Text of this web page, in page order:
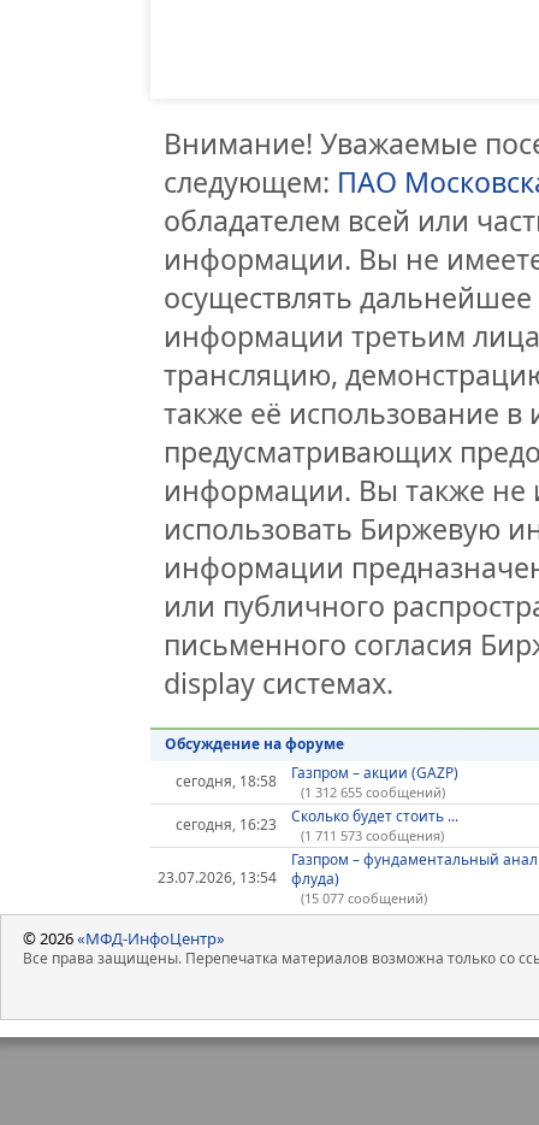
Внимание! Уважаемые
следующем: ПАО
обладателем всей или
информации. Вы не
осуществлять
информации третьим
трансляцию,
также её использование
предусматривающих
информации. Вы также не
использовать Биржевую
информации
или публичного
письменного согласия
display системах.
Обсуждение на форуме
сегодня, 18:58
Газпром – акции (GAZP)
(1 312 655 сообщений)
сегодня, 16:23 Сколько будет стоить ...
(1 711 573 сообщения)
23.07.2026, 13:54
Газпром – фундаментальный
флуда)
(15 077 сообщений)
© 2026«МФД-ИнфоЦентр»
Все права защищены. Перепечатка материалов возможна только со